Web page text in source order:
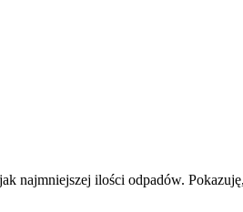
najmniejszej ilości odpadów.